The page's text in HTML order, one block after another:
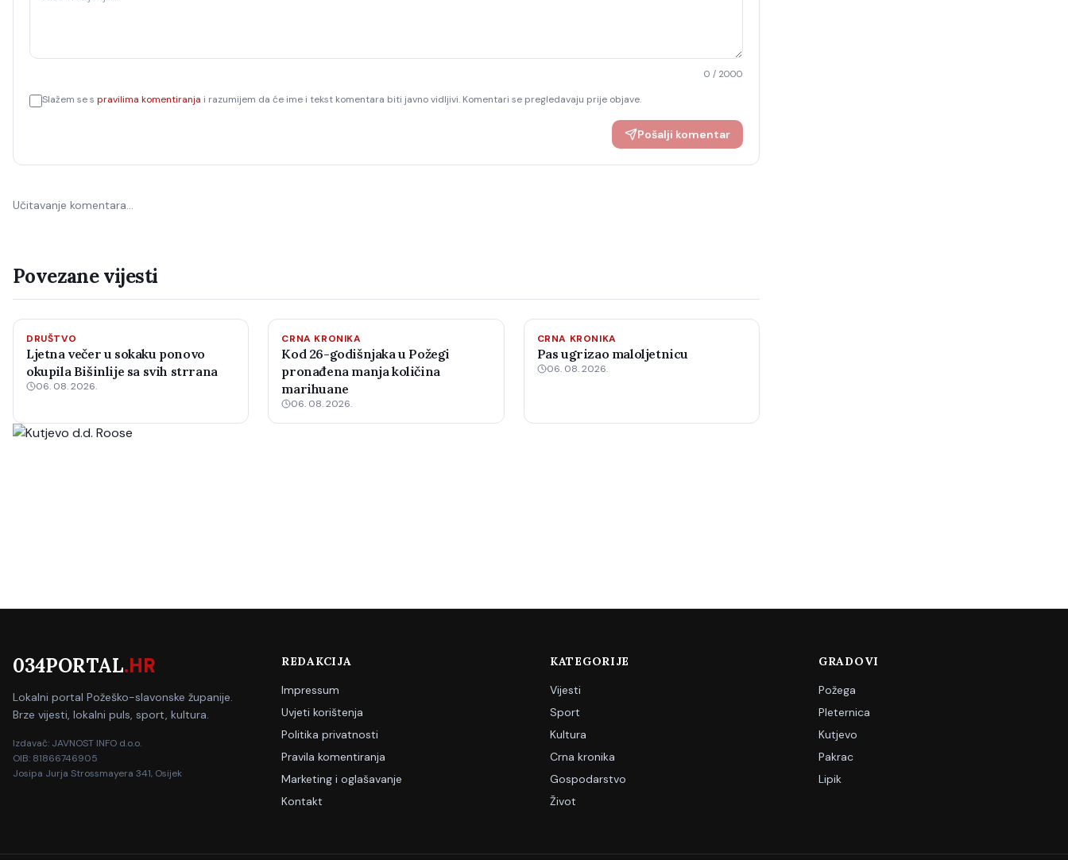
0 / 2000
Slažem se s pravilima komentiranja i razumijem da će ime i tekst komentara biti javno vidljivi. Komentari se pregledavaju prije objave.
Pošalji komentar
Učitavanje komentara…
Povezane vijesti
DRUŠTVO
Ljetna večer u sokaku ponovo
okupila Bišinlije sa svih strrana
06. 08. 2026.
CRNA KRONIKA
Kod 26-godišnjaka u Požegi
pronađena manja količina
marihuane
06. 08. 2026.
CRNA KRONIKA
Pas ugrizao maloljetnicu
06. 08. 2026.
034PORTAL.HR
Lokalni portal Požeško-slavonske županije.
Brze vijesti, lokalni puls, sport, kultura.
Izdavač: JAVNOST INFO d.o.o.
OIB: 81866746905
Josipa Jurja Strossmayera 341, Osijek
REDAKCIJA
Impressum
Uvjeti korištenja
Politika privatnosti
Pravila komentiranja
Marketing i oglašavanje
Kontakt
KATEGORIJE
Vijesti
Sport
Kultura
Crna kronika
Gospodarstvo
Život
GRADOVI
Požega
Pleternica
Kutjevo
Pakrac
Lipik